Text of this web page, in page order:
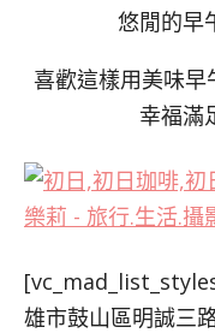
悠閒的早
喜歡這樣用美味
幸福滿
雄市鼓山區明誠三